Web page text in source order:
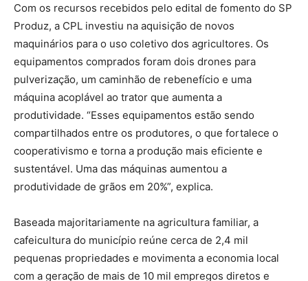
Com os recursos recebidos pelo edital de fomento do SP
Produz, a CPL investiu na aquisição de novos
maquinários para o uso coletivo dos agricultores. Os
equipamentos comprados foram dois drones para
pulverização, um caminhão de rebenefício e uma
máquina acoplável ao trator que aumenta a
produtividade. “Esses equipamentos estão sendo
compartilhados entre os produtores, o que fortalece o
cooperativismo e torna a produção mais eficiente e
sustentável. Uma das máquinas aumentou a
produtividade de grãos em 20%”, explica.
Baseada majoritariamente na agricultura familiar, a
cafeicultura do município reúne cerca de 2,4 mil
pequenas propriedades e movimenta a economia local
com a geração de mais de 10 mil empregos diretos e